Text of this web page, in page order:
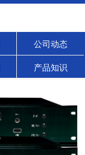
公司动态
产品知识